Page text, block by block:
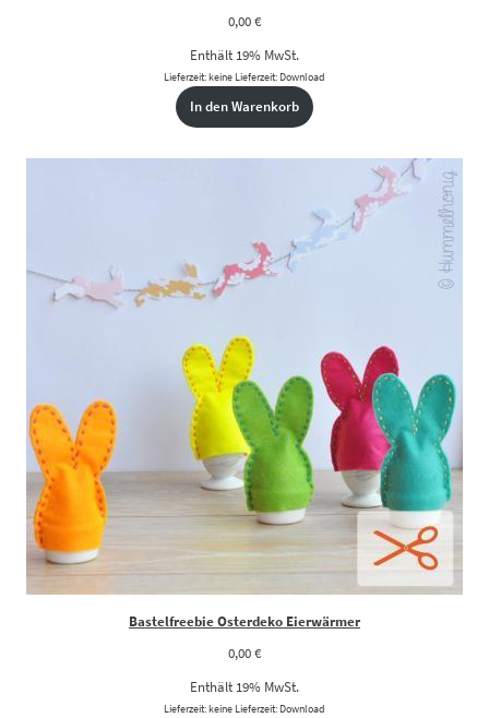
0,00€
Enthält 19% MwSt.
Lieferzeit: keine Lieferzeit: Download
In den Warenkorb
Bastelfreebie Osterdeko Eierwärmer
0,00€
Enthält 19% MwSt.
Lieferzeit: keine Lieferzeit: Download